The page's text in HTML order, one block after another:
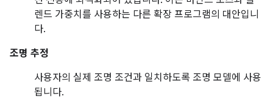
렌드 가중치를 사용하는 다른 확장 프로그램의 대안입니
다.
조명 추정
사용자의 실제 조명 조건과 일치하도록 조명 모델에 사용
됩니다.